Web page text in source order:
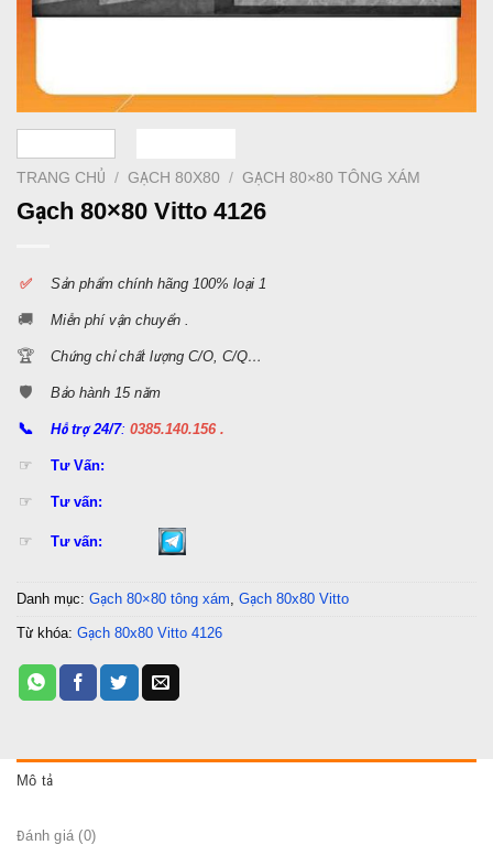
TRANG CHỦ / GẠCH 80X80 / GẠCH 80×80 TÔNG XÁM
Gạch 80×80 Vitto 4126
✅ Sản phẩm chính hãng 100% loại 1
🚚 Miễn phí vận chuyển .
🏆 Chứng chỉ chất lượng C/O, C/Q…
🛡️ Bảo hành 15 năm
📞 Hỗ trợ 24/7:0385.140.156 .
☞ Tư Vấn:
☞ Tư vấn:
☞ Tư vấn:
Danh mục: Gạch 80×80 tông xám Gạch 80x80 Vitto
Từ khóa: Gạch 80x80 Vitto 4126
Mô tả
Đánh giá (0)